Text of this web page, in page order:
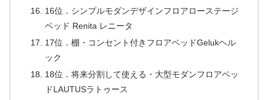
16位．シンプルモダンデザインフロアローステージ
ベッド Renita レニータ
17位．棚・コンセント付きフロアベッドGelukヘル
ック
18位．将来分割して使える・大型モダンフロアベッ
ドLAUTUSラトゥース